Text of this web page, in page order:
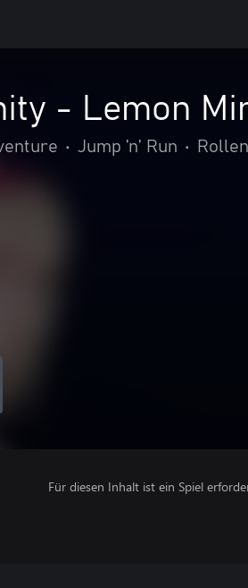
- Lemon
• Jump ’n’ Run •
Für diesen Inhalt ist ein Spiel